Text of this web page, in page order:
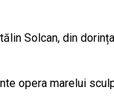
Solcan, din
opera marelui